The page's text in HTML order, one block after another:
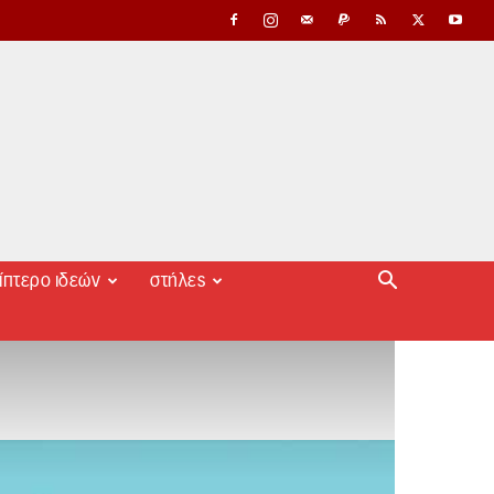
ιδεών στήλες